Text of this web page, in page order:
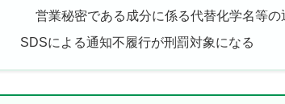
営業秘密である成分に係る代替化学名等の
SDSによる通知不履行が刑罰対象になる